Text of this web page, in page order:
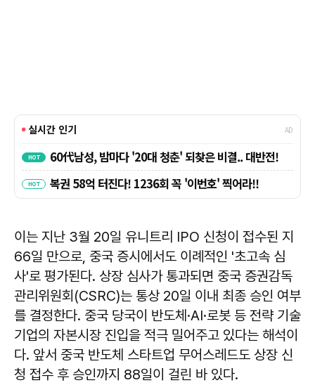
이는 지난 3월 20일 유니트리 IPO 신청이 접수된 지
66일 만으로, 중국 증시에서도 이례적인 '초고속 심
사'로 평가된다. 상장 심사가 통과되면 중국 증권감독
관리위원회(CSRC)는 통상 20일 이내 최종 승인 여부
를 결정한다. 중국 당국이 반도체·AI·로봇 등 전략 기술
기업의 자본시장 진입을 적극 밀어주고 있다는 해석이
다. 앞서 중국 반도체 스타트업 무어스레드도 상장 신
청 접수 후 승인까지 88일이 걸린 바 있다.